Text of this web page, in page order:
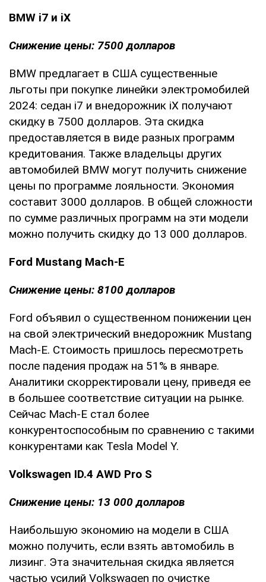
BMW i7 и iX
Снижение цены: 7500 долларов
BMW предлагает в США существенные
льготы при покупке линейки электромобилей
2024: седан i7 и внедорожник iX получают
скидку в 7500 долларов. Эта скидка
предоставляется в виде разных программ
кредитования. Также владельцы других
автомобилей BMW могут получить снижение
цены по программе лояльности. Экономия
составит 3000 долларов. В общей сложности
по сумме различных программ на эти модели
можно получить скидку до 13 000 долларов.
Ford Mustang Mach-E
Снижение цены: 8100 долларов
Ford объявил о существенном понижении цен
на свой электрический внедорожник Mustang
Mach-E. Стоимость пришлось пересмотреть
после падения продаж на 51% в январе.
Аналитики скорректировали цену, приведя ее
в большее соответствие ситуации на рынке.
Сейчас Mach-E стал более
конкурентоспособным по сравнению с такими
конкурентами как Tesla Model Y.
Volkswagen ID.4 AWD Pro S
Снижение цены: 13 000 долларов
Наибольшую экономию на модели в США
можно получить, если взять автомобиль в
лизинг. Эта значительная скидка является
частью усилий Volkswagen по очистке